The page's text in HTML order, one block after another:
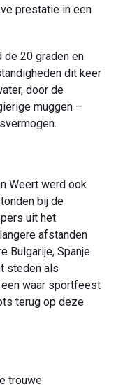
prestatie in een
de 20 graden en
dit keer
door de
muggen –
Weert werd ook
bij de
uit het
afstanden
Bulgarije, Spanje
steden als
waar sportfeest
terug op deze
trouwe